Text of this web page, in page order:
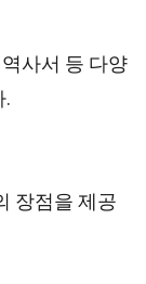
사서 등 다양
.
장점을 제공